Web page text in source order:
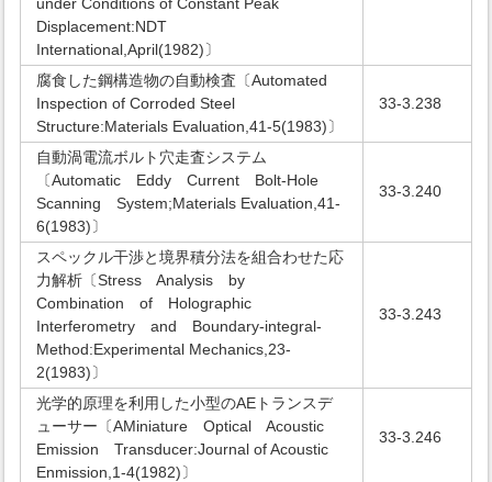
Displacement:NDT
International,April(1982)〕
腐食した鋼構造物の自動検査〔Automated
Inspection of Corroded Steel
Structure:Materials Evaluation,41-5(1983)〕
33-3.238
自動渦電流ボルト穴走査システム
〔Automatic Eddy Current Bolt-Hole
Scanning System;Materials Evaluation,41-
6(1983)〕
33-3.240
スペックル干渉と境界積分法を組合わせた応
力解析〔Stress Analysis by
Combination of Holographic
Interferometry and Boundary-integral-
Method:Experimental Mechanics,23-
2(1983)〕
33-3.243
光学的原理を利用した小型のAEトランスデ
ューサー〔AMiniature Optical Acoustic
Emission Transducer:Journal of Acoustic
Enmission,1-4(1982)〕
33-3.246